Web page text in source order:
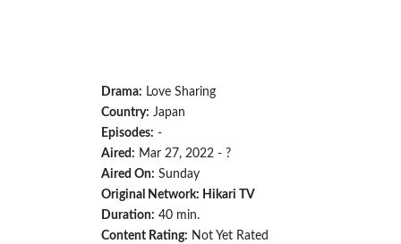
Drama: Love Sharing
Country: Japan
Episodes: -
Aired: Mar 27, 2022 - ?
Aired On: Sunday
Original Network: Hikari TV
Duration: 40 min.
Content Rating: Not Yet Rated